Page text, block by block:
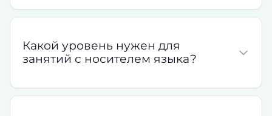
Какой уровень нужен для
занятий с носителем языка?